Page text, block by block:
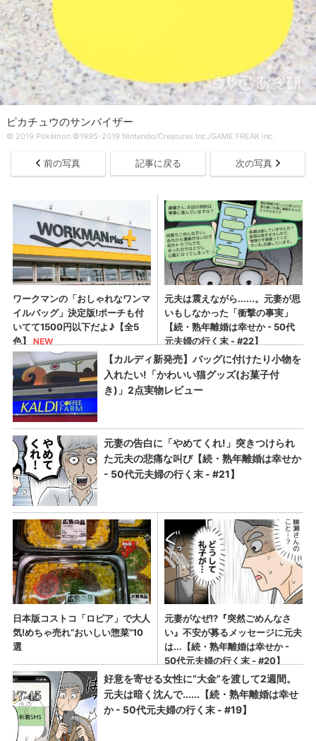
ピカチュウのサンバイザー
© 2019 Pokémon.©1995-2019 Nintendo/Creatures Inc./GAME FREAK inc.
前の写真 記事に戻る 次の写真